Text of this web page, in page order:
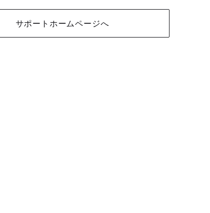
サポートホームページへ